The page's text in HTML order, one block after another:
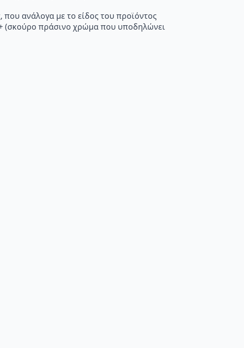
που ανάλογα με το είδος του προϊόντος
(σκούρο πράσινο χρώμα που υποδηλώνει